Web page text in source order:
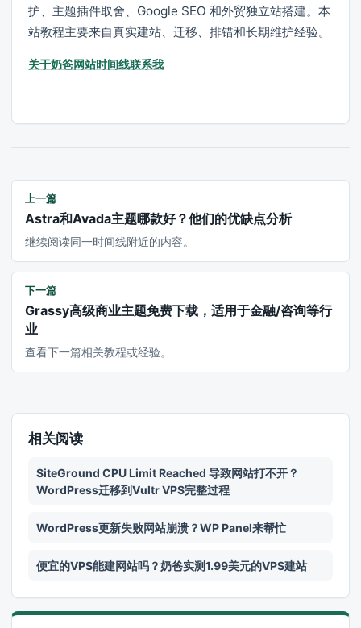
护、主题插件取舍、Google SEO 和外贸独立站搭建。本
站教程主要来自真实建站、迁移、排错和长期维护经验。
关于奶爸网站时间线联系我
上一篇
Astra和Avada主题哪款好？他们的优缺点分析
继续阅读同一时间线附近的内容。
下一篇
Grassy高级商业主题免费下载，适用于金融/咨询等行
业
查看下一篇相关教程或经验。
相关阅读
SiteGround CPU Limit Reached 导致网站打不开？
WordPress迁移到Vultr VPS完整过程
WordPress更新失败网站崩溃？WP Panel来帮忙
便宜的VPS能建网站吗？奶爸实测1.99美元的VPS建站